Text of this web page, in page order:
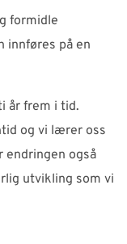
formidle
innføres på en
år frem i tid.
og vi lærer oss
endringen også
utvikling som vi